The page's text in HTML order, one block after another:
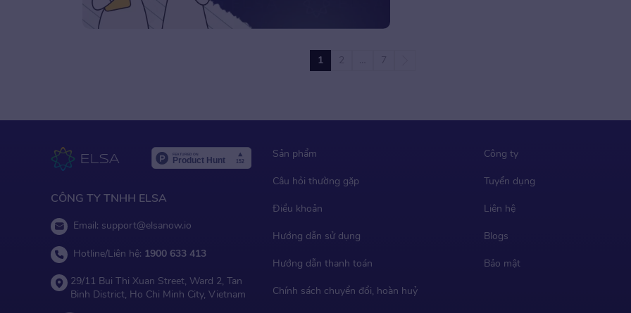
1 2 7
CÔNG TY TNHH ELSA
Email: support@elsanow.io
Hotline/Liên hệ: 1900 633 413
29/11 Bui Thi Xuan Street, Ward 2, Tan
Binh District, Ho Chi Minh City, Vietnam
Sản phẩm
Câu hỏi thường gặp
Điều khoản
Hướng dẫn sử dụng
Hướng dẫn thanh toán
Chính sách chuyển đổi, hoàn huỷ
Công ty
Tuyển dụng
Liên hệ
Blogs
Bảo mật